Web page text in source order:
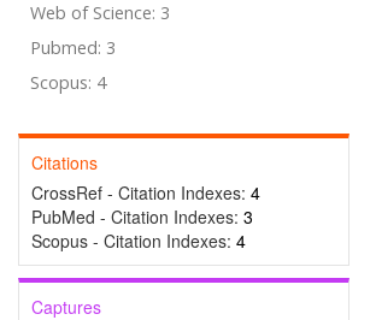
Web of Science: 3
Pubmed: 3
Scopus: 4
Citations
CrossRef - Citation Indexes: 4
PubMed - Citation Indexes: 3
Scopus - Citation Indexes: 4
Captures